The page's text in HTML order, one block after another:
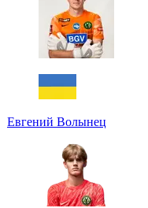
Евгений Волынец